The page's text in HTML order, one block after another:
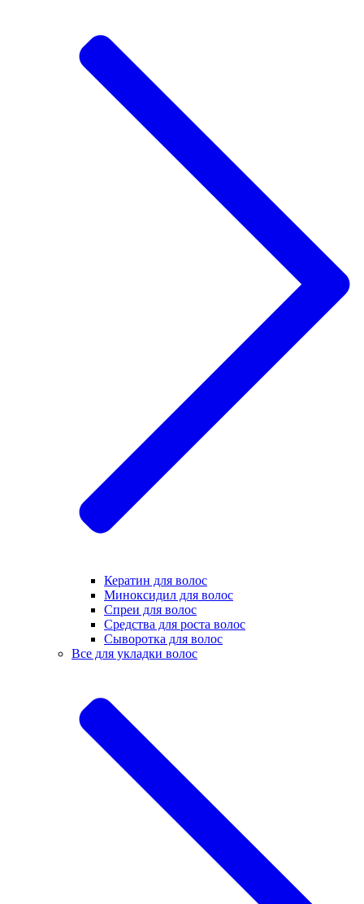
Кератин для волос
Миноксидил для волос
Спреи для волос
Средства для роста волос
Сыворотка для волос
Все для укладки волос